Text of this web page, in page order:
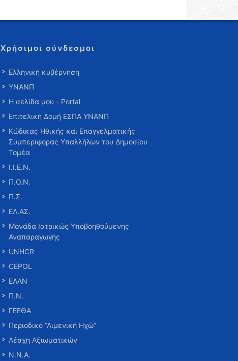
Χρήσιμοι σύνδεσμοι
Ελληνική κυβέρνηση
ΥΝΑΝΠ
Η σελίδα μου - Portal
Επιτελική Δομή ΕΣΠΑ ΥΝΑΝΠ
Κώδικας Ηθικής και Επαγγελματικής
Συμπεριφοράς Υπαλλήλων του Δημοσίου
Τομέα
Ι.Ι.Ε.Ν.
Π.Ο.Ν.
Π.Σ.
ΕΛ.ΑΣ.
Μονάδα Ιατρικώς Υποβοηθούμενης
Αναπαραγωγής
UNHCR
CEPOL
ΕΑΑΝ
Π.Ν.
ΓΕΕΘΑ
Περιοδικό “Λιμενική Ηχώ”
Λέσχη Αξιωματικών
Ν.Ν.Α.